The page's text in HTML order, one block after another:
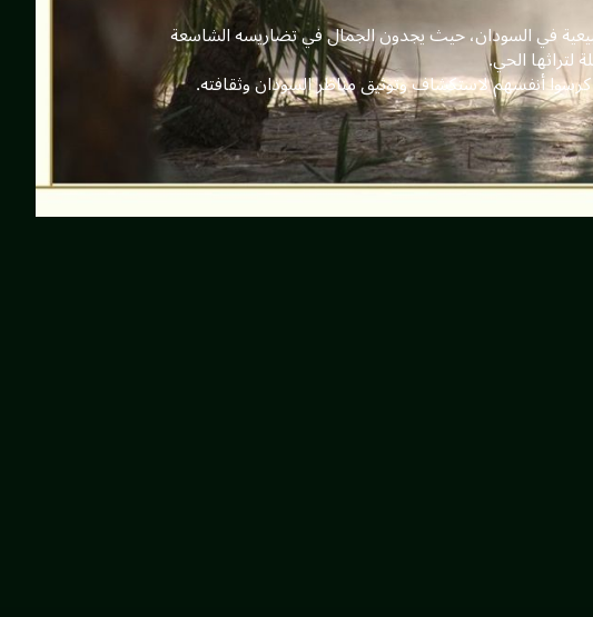
في السودان، حيث يجدون الجمال في تضاريسه الشاسعة
لتراثها الحي.
أنفسهم لاستكشاف وتوثيق مناظر السودان وثقافته.